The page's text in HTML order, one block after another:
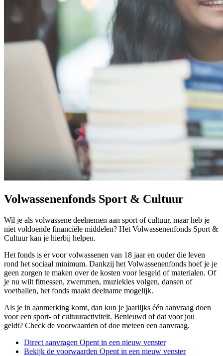
Volwassenenfonds Sport & Cultuur
Wil je als volwassene deelnemen aan sport of cultuur, maar heb je
niet voldoende financiële middelen? Het Volwassenenfonds Sport &
Cultuur kan je hierbij helpen.
Het fonds is er voor volwassenen van 18 jaar en ouder die leven
rond het sociaal minimum. Dankzij het Volwassenenfonds hoef je je
geen zorgen te maken over de kosten voor lesgeld of materialen. Of
je nu wilt fitnessen, zwemmen, muziekles volgen, dansen of
voetballen, het fonds maakt deelname mogelijk.
Als je in aanmerking komt, dan kun je jaarlijks één aanvraag doen
voor een sport- of cultuuractiviteit. Benieuwd of dat voor jou
geldt? Check de voorwaarden of doe meteen een aanvraag.
Direct aanvragen Opent in een nieuw venster
Bekijk de voorwaarden Opent in een nieuw venster